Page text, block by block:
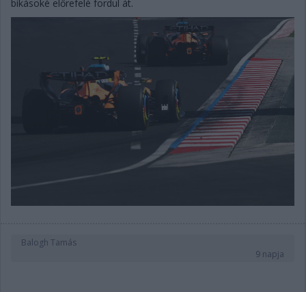
bikásoké előrefelé fordul át.
Balogh Tamás
9 napja